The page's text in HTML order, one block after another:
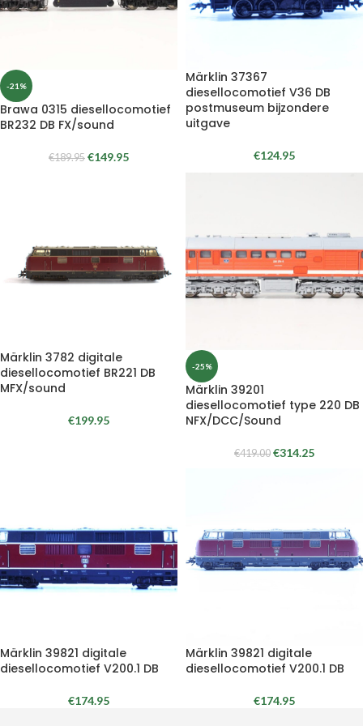
-21%
Brawa 0315 diesellocomotief
BR232 DB FX/sound
€189.95 €149.95
Märklin 37367
diesellocomotief V36 DB
postmuseum bijzondere
uitgave
€124.95
Märklin 3782 digitale
diesellocomotief BR221 DB
MFX/sound
€199.95
-25%
Märklin 39201
diesellocomotief type 220 DB
NFX/DCC/Sound
€419.00 €314.25
Märklin 39821 digitale
diesellocomotief V200.1 DB
€174.95
Märklin 39821 digitale
diesellocomotief V200.1 DB
€174.95